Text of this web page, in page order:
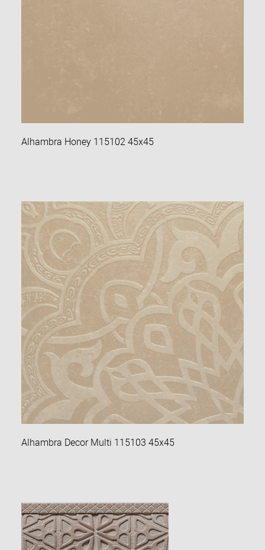
Alhambra Honey 115102 45х45
Alhambra Decor Multi 115103 45х45